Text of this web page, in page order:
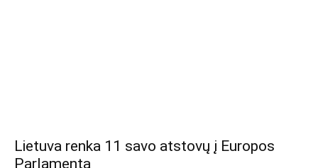
Lietuva renka 11 savo atstovų į Europos
Parlamentą